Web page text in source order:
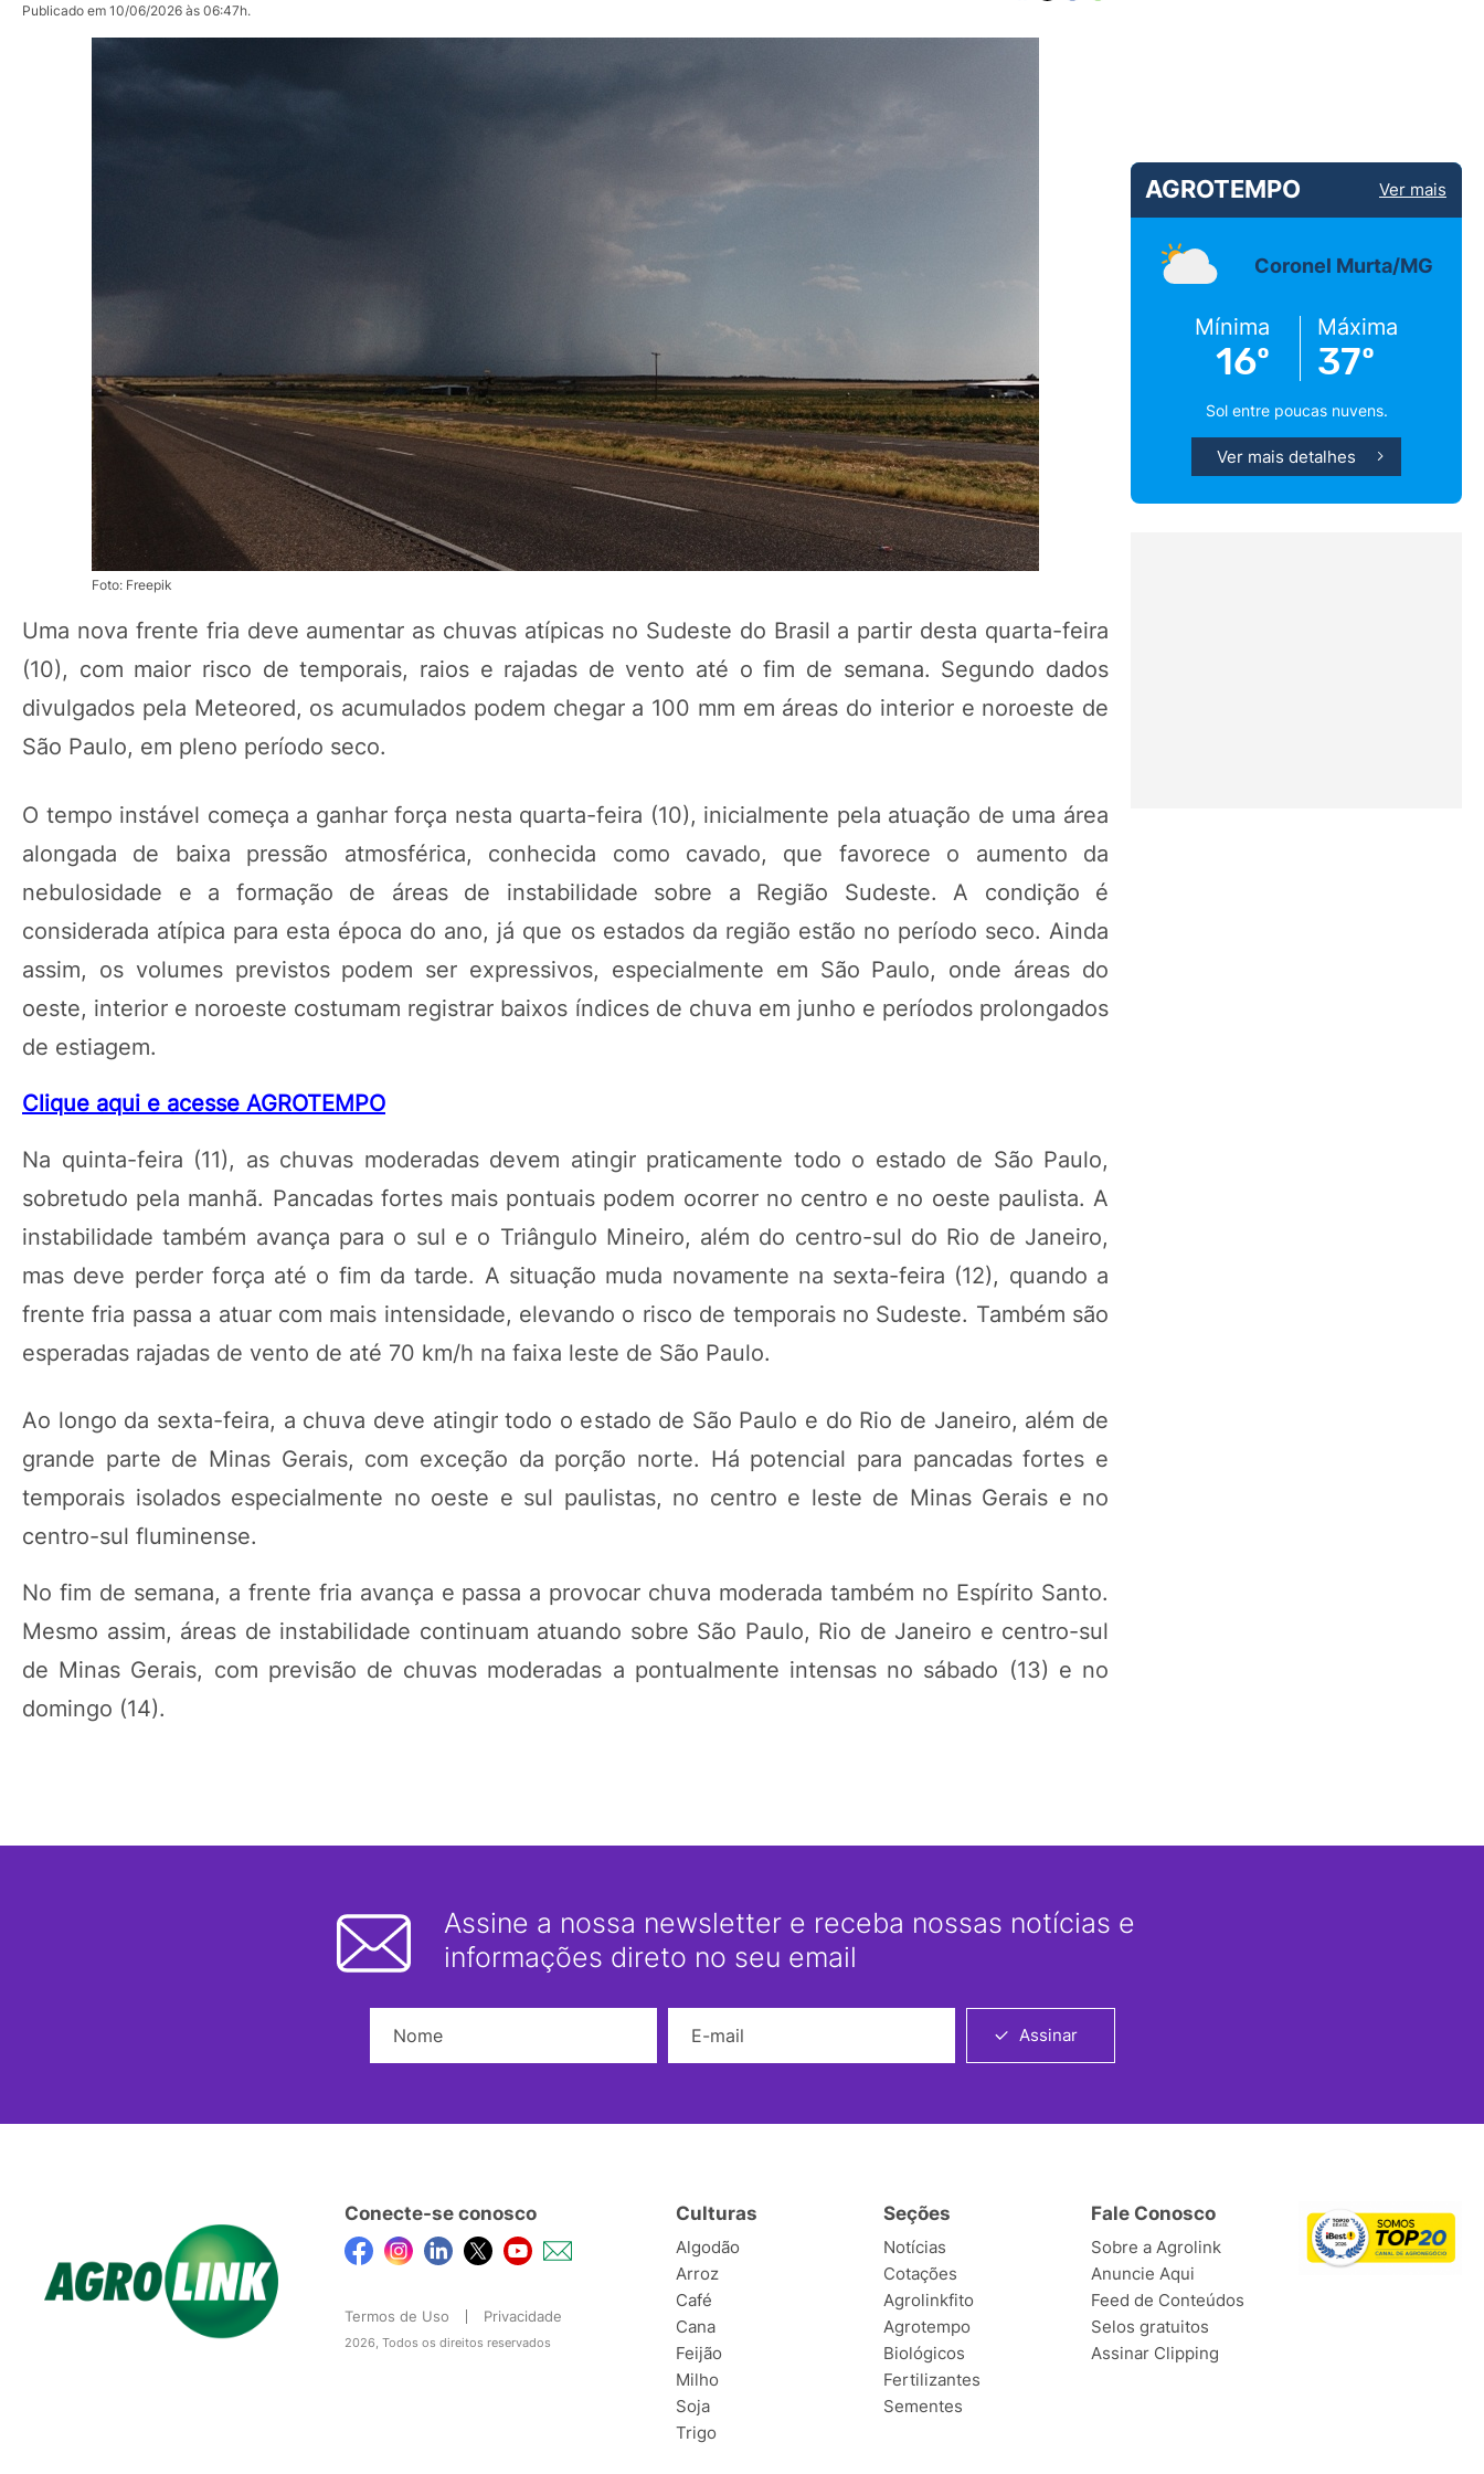
Publicado em 10/06/2026 às 06:47h.
Foto: Freepik
Uma nova frente fria deve aumentar as chuvas atípicas no Sudeste do Brasil a partir desta quarta-feira
(10), com maior risco de temporais, raios e rajadas de vento até o fim de semana. Segundo dados
divulgados pela Meteored, os acumulados podem chegar a 100 mm em áreas do interior e noroeste de
São Paulo, em pleno período seco.
O tempo instável começa a ganhar força nesta quarta-feira (10), inicialmente pela atuação de uma área
alongada de baixa pressão atmosférica, conhecida como cavado, que favorece o aumento da
nebulosidade e a formação de áreas de instabilidade sobre a Região Sudeste. A condição é
considerada atípica para esta época do ano, já que os estados da região estão no período seco. Ainda
assim, os volumes previstos podem ser expressivos, especialmente em São Paulo, onde áreas do
oeste, interior e noroeste costumam registrar baixos índices de chuva em junho e períodos prolongados
de estiagem.
Clique aqui e acesse AGROTEMPO
Na quinta-feira (11), as chuvas moderadas devem atingir praticamente todo o estado de São Paulo,
sobretudo pela manhã. Pancadas fortes mais pontuais podem ocorrer no centro e no oeste paulista. A
instabilidade também avança para o sul e o Triângulo Mineiro, além do centro-sul do Rio de Janeiro,
mas deve perder força até o fim da tarde. A situação muda novamente na sexta-feira (12), quando a
frente fria passa a atuar com mais intensidade, elevando o risco de temporais no Sudeste. Também são
esperadas rajadas de vento de até 70 km/h na faixa leste de São Paulo.
Ao longo da sexta-feira, a chuva deve atingir todo o estado de São Paulo e do Rio de Janeiro, além de
grande parte de Minas Gerais, com exceção da porção norte. Há potencial para pancadas fortes e
temporais isolados especialmente no oeste e sul paulistas, no centro e leste de Minas Gerais e no
centro-sul fluminense.
No fim de semana, a frente fria avança e passa a provocar chuva moderada também no Espírito Santo.
Mesmo assim, áreas de instabilidade continuam atuando sobre São Paulo, Rio de Janeiro e centro-sul
de Minas Gerais, com previsão de chuvas moderadas a pontualmente intensas no sábado (13) e no
domingo (14).
AGROTEMPO Ver mais
Coronel Murta/MG
Mínima
16º
Máxima
37º
Sol entre poucas nuvens.
Ver mais detalhes
Assine a nossa newsletter e receba nossas notícias e
informações direto no seu email
Assinar
Conecte-se conosco
Termos de Uso Privacidade
2026, Todos os direitos reservados
Culturas
Algodão
Arroz
Café
Cana
Feijão
Milho
Soja
Trigo
Seções
Notícias
Cotações
Agrolinkfito
Agrotempo
Biológicos
Fertilizantes
Sementes
Fale Conosco
Sobre a Agrolink
Anuncie Aqui
Feed de Conteúdos
Selos gratuitos
Assinar Clipping